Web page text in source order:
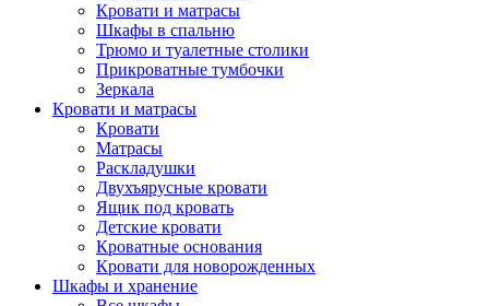
Кровати и матрасы
Шкафы в спальню
Трюмо и туалетные столики
Прикроватные тумбочки
Зеркала
Кровати и матрасы
Кровати
Матрасы
Раскладушки
Двухъярусные кровати
Ящик под кровать
Детские кровати
Кроватные основания
Кровати для новорожденных
Шкафы и хранение